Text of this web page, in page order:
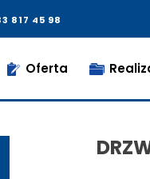
817 45 98
Oferta